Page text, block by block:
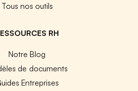
Tous nos outils
RH
Notre Blog
de documents
Entreprises